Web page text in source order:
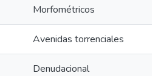
Morfométricos
Avenidas torrenciales
Denudacional